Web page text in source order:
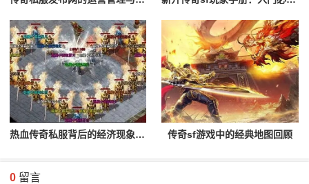
热血传奇私服背后的经济现象分析 传奇sf游戏中的经典地图回顾
0 留言